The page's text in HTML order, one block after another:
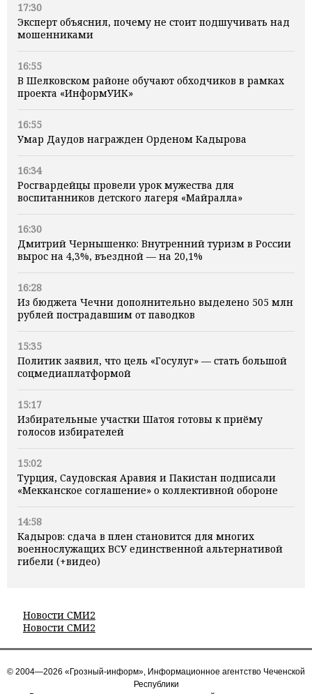
17:30
Эксперт объяснил, почему не стоит подшучивать над
мошенниками
16:55
В Шелковском районе обучают обходчиков в рамках
проекта «ИнформУИК»
16:55
Умар Даудов награжден Орденом Кадырова
16:34
Росгвардейцы провели урок мужества для
воспитанников детского лагеря «Майралла»
16:30
Дмитрий Чернышенко: Внутренний туризм в России
вырос на 4,3%, въездной — на 20,1%
16:28
Из бюджета Чечни дополнительно выделено 505 млн
рублей пострадавшим от паводков
15:35
Политик заявил, что цель «Госулуг» — стать большой
соцмедиаплатформой
15:17
Избирательные участки Шатоя готовы к приёму
голосов избирателей
15:02
Турция, Саудовская Аравия и Пакистан подписали
«Мекканское соглашение» о коллективной обороне
14:58
Кадыров: сдача в плен становится для многих
военнослужащих ВСУ единственной альтернативой
гибели (+видео)
Новости СМИ2
Новости СМИ2
© 2004—2026 «Грозный-информ», Информационное агентство Чеченской
Республики